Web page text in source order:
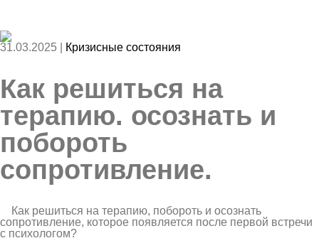
31.03.2025 | Кризисные состояния
Как решиться на
терапию. осознать и
побороть
сопротивление.
Как решиться на терапию, побороть и осознать
сопротивление, которое появляется после первой встречи
с психологом?